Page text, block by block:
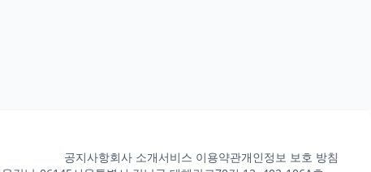
공지사항회사 소개서비스 이용약관개인정보 보호 방침